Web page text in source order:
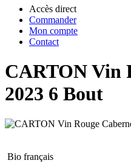
Accès direct
Commander
Mon compte
Contact
CARTON Vin
2023 6 Bout
Bio français